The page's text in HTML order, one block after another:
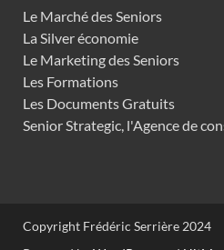
Le Marché des Seniors
La Silver économie
Le Marketing des Seniors
Les Formations
Les Documents Gratuits
Senior Strategic, l'Agence de
Copyright Frédéric Serrière 2024